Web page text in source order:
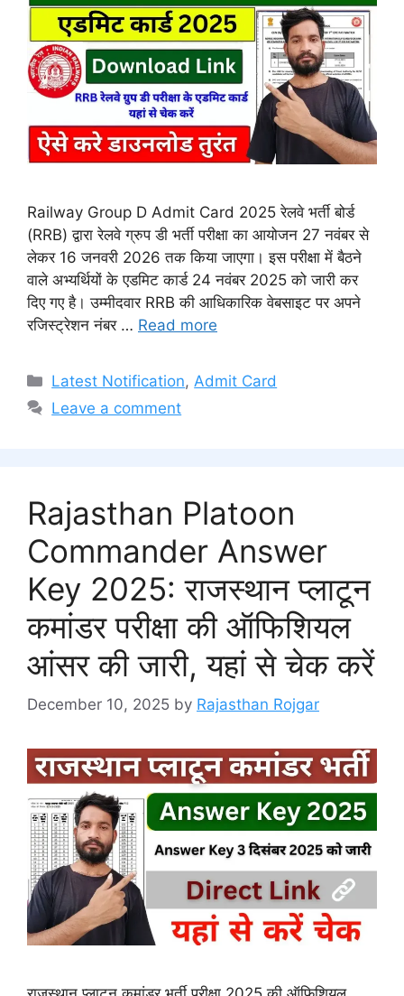
Railway Group D Admit Card 2025 रेलवे भर्ती बोर्ड
(RRB) द्वारा रेलवे ग्रुप डी भर्ती परीक्षा का आयोजन 27 नवंबर से
लेकर 16 जनवरी 2026 तक किया जाएगा। इस परीक्षा में बैठने
वाले अभ्यर्थियों के एडमिट कार्ड 24 नवंबर 2025 को जारी कर
दिए गए है। उम्मीदवार RRB की आधिकारिक वेबसाइट पर अपने
रजिस्ट्रेशन नंबर … Read more
Categories
Latest Notification, Admit Card
Leave a comment
Rajasthan Platoon
Commander Answer
Key 2025: राजस्थान प्लाटून
कमांडर परीक्षा की ऑफिशियल
आंसर की जारी, यहां से चेक करें
December 10, 2025 by Rajasthan Rojgar